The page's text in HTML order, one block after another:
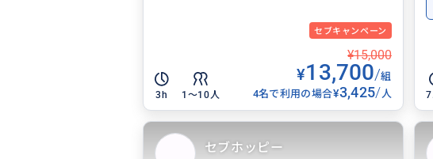
セブキャンペーン
3h 1〜10人
¥15,000
¥13,700/組
4名で利用の場合¥3,425/ 人
セブホッピー